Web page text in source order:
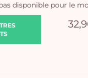
disponible pour le